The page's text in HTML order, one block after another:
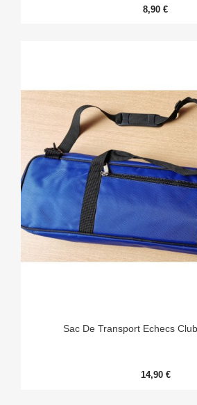
8,90 €
Sac De Transport Echecs
14,90 €